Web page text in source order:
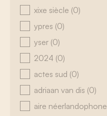
xixe siècle (0)
ypres (0)
yser (0)
2024 (0)
actes sud (0)
adriaan van dis (0)
aire néerlandophone